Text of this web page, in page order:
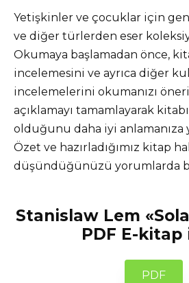
Yetişkinler ve çocuklar için
ve diğer türlerden eser
Okumaya başlamadan önce,
incelemesini ve ayrıca diğer
incelemelerini okumanızı
açıklamayı tamamlayarak
olduğunu daha iyi anlamanıza
Özet ve hazırladığımız kitap
düşündüğünüzü yorumlarda
Stanislaw Lem
PDF E-kitap
PDF